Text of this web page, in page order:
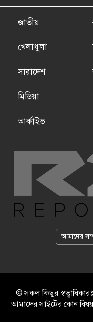
জাতীয়
খেলাধুলা
সারাদেশ
মিডিয়া
আর্কাইভ
আমাদের
© সকল কিছুর
আমাদের সাইটের কোন